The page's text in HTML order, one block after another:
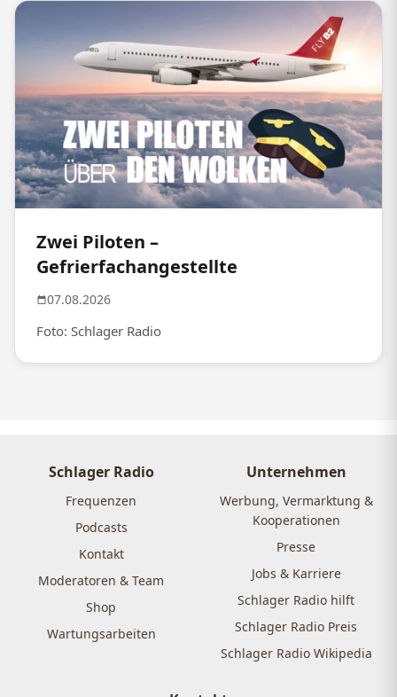
Zwei Piloten –
Gefrierfachangestellte
07.08.2026
Foto: Schlager Radio
Schlager Radio
Frequenzen
Podcasts
Kontakt
Moderatoren & Team
Shop
Wartungsarbeiten
Unternehmen
Werbung, Vermarktung &
Kooperationen
Presse
Jobs & Karriere
Schlager Radio hilft
Schlager Radio Preis
Schlager Radio Wikipedia